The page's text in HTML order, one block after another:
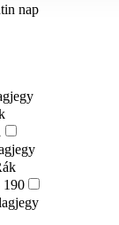
nap
190